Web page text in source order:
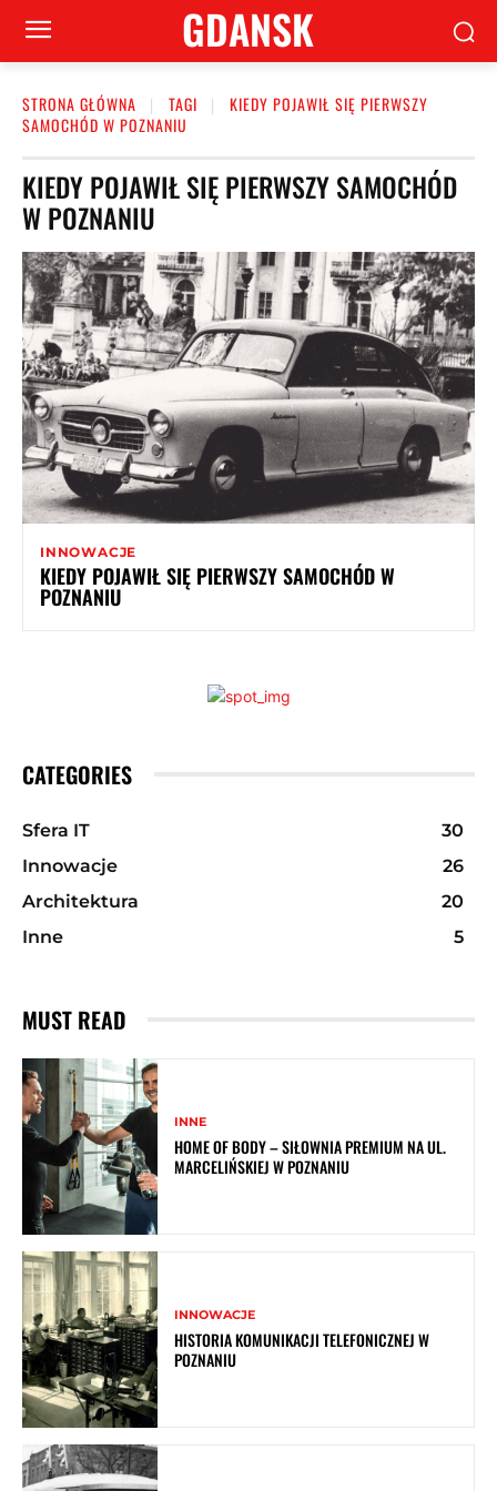
GDANSK
STRONA GŁÓWNA TAGI
KIEDY POJAWIŁ SIĘ PIERWSZY
SAMOCHÓD W POZNANIU
KIEDY POJAWIŁ SIĘ PIERWSZY SAMOCHÓD
W POZNANIU
INNOWACJE
KIEDY POJAWIŁ SIĘ PIERWSZY SAMOCHÓD W
POZNANIU
CATEGORIES
Sfera IT
30
Innowacje
26
Architektura
20
Inne
5
MUST READ
INNE
HOME OF BODY – SIŁOWNIA PREMIUM NA UL.
MARCELIŃSKIEJ W POZNANIU
INNOWACJE
HISTORIA KOMUNIKACJI TELEFONICZNEJ W
POZNANIU